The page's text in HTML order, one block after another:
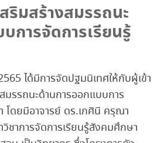
ริมสร้างสมรรถนะ
การจัดการเรียนรู้
ได้มีการจัดปฐมนิเทศให้กับผู้เข้า
มรรถนะด้านการออกแบบการ
โดยมีอาจารย์ ดร.เกศินี ครุณา
วิชาการจัดการเรียนรู้สังคมศึกษา